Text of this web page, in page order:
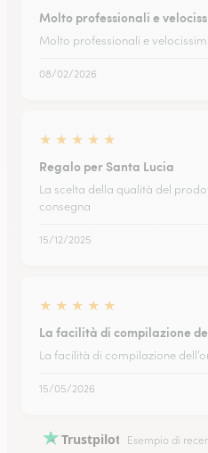
Molto professionali e
Molto professionali e
08/02/2026
★ ★ ★ ★ ★
Regalo per Santa Lucia
La scelta della qualità del
consegna
15/12/2025
★ ★ ★ ★ ★
La facilità di compilazione
La facilità di compilazione
15/05/2026
Trustpilot
Esempio di